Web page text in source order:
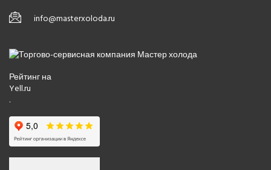
info@masterxoloda.ru
Рейтинг на
Yell.ru
.